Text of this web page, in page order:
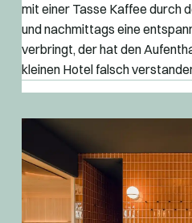
mit einer Tasse Kaffee durch
und nachmittags eine
verbringt, der hat den
kleinen Hotel falsch